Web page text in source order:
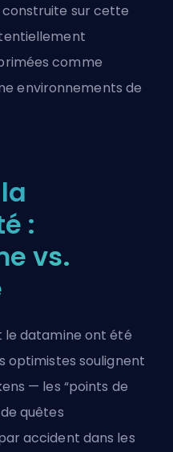
sur cette
comme
environnements de
:
vs.
le datamine ont été
optimistes soulignent
— les “points de
quêtes
accident dans les